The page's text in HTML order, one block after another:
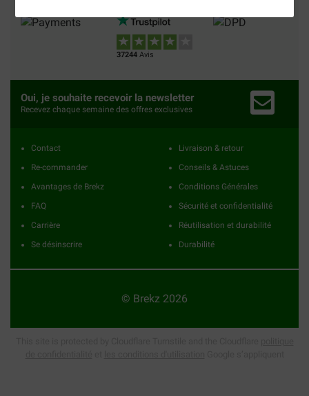
37244 Avis
Oui, je souhaite recevoir la newsletter
Recevez chaque semaine des offres exclusives
Contact
Re-commander
Avantages de Brekz
FAQ
Carrière
Se désinscrire
Livraison & retour
Conseils & Astuces
Conditions Générales
Sécurité et confidentialité
Réutilisation et durabilité
Durabilité
© Brekz 2026